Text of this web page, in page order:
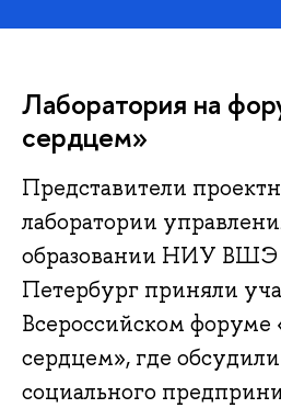
Лаборатория на
сердцем»
Представители
лаборатории
образовании НИУ
Петербург приняли
Всероссийском форуме
сердцем», где
социального